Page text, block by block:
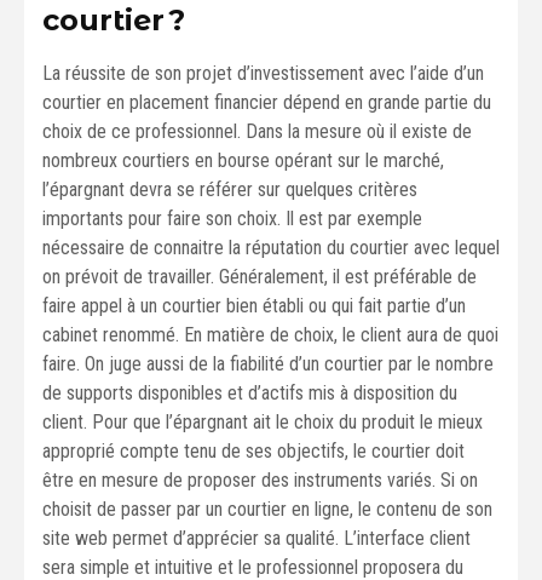
courtier ?
La réussite de son projet d’investissement avec l’aide d’un
courtier en placement financier dépend en grande partie du
choix de ce professionnel. Dans la mesure où il existe de
nombreux courtiers en bourse opérant sur le marché,
l’épargnant devra se référer sur quelques critères
importants pour faire son choix. Il est par exemple
nécessaire de connaitre la réputation du courtier avec lequel
on prévoit de travailler. Généralement, il est préférable de
faire appel à un courtier bien établi ou qui fait partie d’un
cabinet renommé. En matière de choix, le client aura de quoi
faire. On juge aussi de la fiabilité d’un courtier par le nombre
de supports disponibles et d’actifs mis à disposition du
client. Pour que l’épargnant ait le choix du produit le mieux
approprié compte tenu de ses objectifs, le courtier doit
être en mesure de proposer des instruments variés. Si on
choisit de passer par un courtier en ligne, le contenu de son
site web permet d’apprécier sa qualité. L’interface client
sera simple et intuitive et le professionnel proposera du